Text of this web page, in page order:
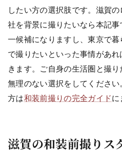
したい方の選択肢です。滋賀
社を背景に撮りたいなら本記
一候補になりますし、東京で
で撮りたいといった事情があ
きます。ご自身の生活圏と撮り
無理のない選択をしてくださ
方は和装前撮りの完全ガイドに
滋賀の和装前撮りス